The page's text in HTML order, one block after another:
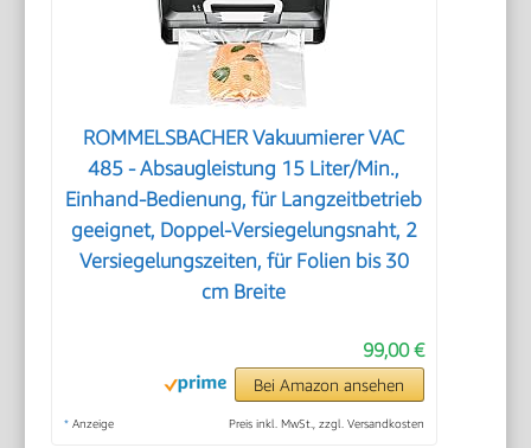
ROMMELSBACHER Vakuumierer VAC
485 - Absaugleistung 15 Liter/Min.,
Einhand-Bedienung, für Langzeitbetrieb
geeignet, Doppel-Versiegelungsnaht, 2
Versiegelungszeiten, für Folien bis 30
cm Breite
99,00 €
Bei Amazon ansehen
* Anzeige Preis inkl. MwSt., zzgl. Versandkosten